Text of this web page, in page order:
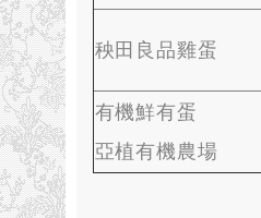
秧田良品雞蛋
有機鮮有蛋
亞植有機農場